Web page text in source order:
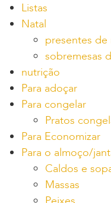
Listas
Natal
presentes de
sobremesas
nutrição
Para adoçar
Para congelar
Pratos
Para Economizar
Para o almoço/
Caldos e
Massas